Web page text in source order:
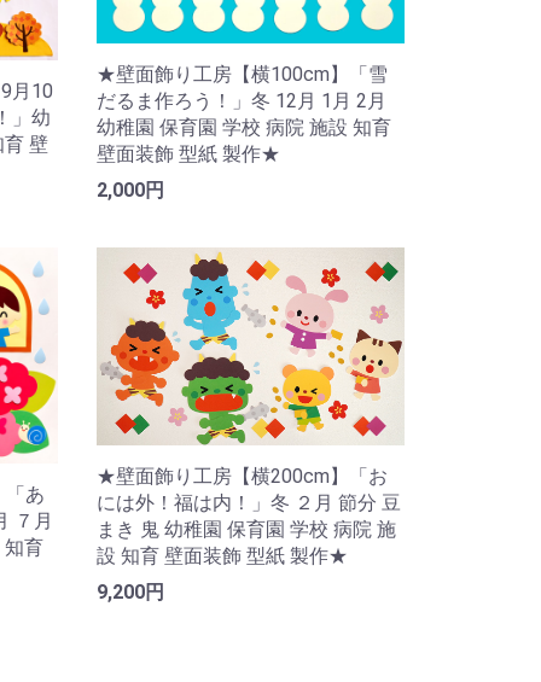
月10
」幼
育 壁
★壁面飾り工房【横100cm】「雪
だるま作ろう！」冬 12月 1月 2月
幼稚園 保育園 学校 病院 施設 知育
壁面装飾 型紙 製作★
2,000円
あ
７月
知育
★壁面飾り工房【横200cm】「お
には外！福は内！」冬 ２月 節分 豆
まき 鬼 幼稚園 保育園 学校 病院 施
設 知育 壁面装飾 型紙 製作★
9,200円